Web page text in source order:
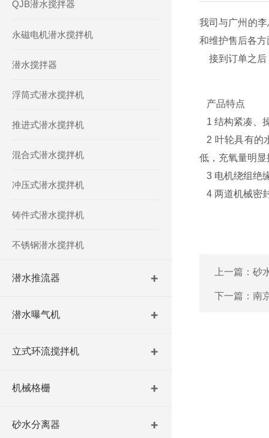
QJB潜水搅拌器
永磁电机潜水搅拌机
潜水搅拌器
浮筒式潜水搅拌机
推进式潜水搅拌机
混合式潜水搅拌机
冲压式潜水搅拌机
铸件式潜水搅拌机
不锈钢潜水搅拌机
潜水推流器
潜水曝气机
立式环流搅拌机
机械格栅
砂水分离器
我司与广州的
和维护售后各
接到订单之后
产品特点
1 结构紧凑、
2 叶轮具有的
低，充氧量明
3 电机绕组绝
4 两道机械密
上一篇： 砂
下一篇： 南